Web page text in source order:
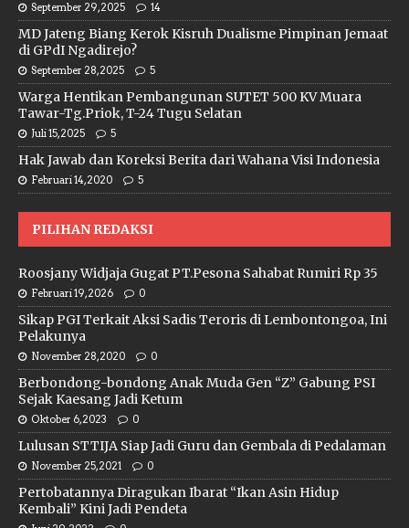
September 29, 2025 14
MD Jateng Biang Kerok Kisruh Dualisme Pimpinan Jemaat
di GPdI Ngadirejo?
September 28, 2025 5
Warga Hentikan Pembangunan SUTET 500 KV Muara
Tawar-Tg.Priok, T-24 Tugu Selatan
Juli 15, 2025 5
Hak Jawab dan Koreksi Berita dari Wahana Visi Indonesia
Februari 14, 2020 5
PILIHAN REDAKSI
Roosjany Widjaja Gugat PT.Pesona Sahabat Rumiri Rp 35
Februari 19, 2026 0
Sikap PGI Terkait Aksi Sadis Teroris di Lembontongoa, Ini
Pelakunya
November 28, 2020 0
Berbondong-bondong Anak Muda Gen “Z” Gabung PSI
Sejak Kaesang Jadi Ketum
Oktober 6, 2023 0
Lulusan STTIJA Siap Jadi Guru dan Gembala di Pedalaman
November 25, 2021 0
Pertobatannya Diragukan Ibarat “Ikan Asin Hidup
Kembali” Kini Jadi Pendeta